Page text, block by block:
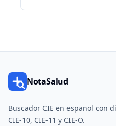
NotaSalud
Buscador CIE en espanol con
CIE-10, CIE-11 y CIE-O.